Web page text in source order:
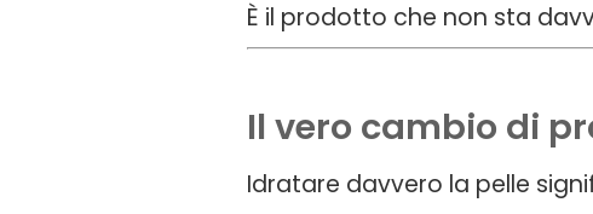
È il prodotto che non sta
Il vero cambio di
Idratare davvero la pelle